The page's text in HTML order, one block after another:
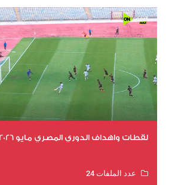
لقطات واهداف الدوري المصري مايو 2026
عدد الملفات 24